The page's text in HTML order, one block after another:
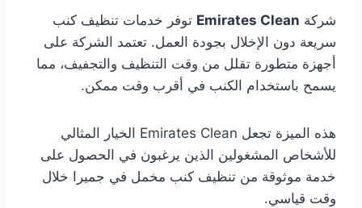
شركة Emirates Clean توفر خدمات تنظيف كنب
سريعة دون الإخلال بجودة العمل. تعتمد الشركة على
أجهزة متطورة تقلل من وقت التنظيف والتجفيف، مما
يسمح باستخدام الكنب في أقرب وقت ممكن.
هذه الميزة تجعل Emirates Clean الخيار المثالي
للأشخاص المشغولين الذين يرغبون في الحصول على
خدمة موثوقة من تنظيف كنب مخمل في جميرا خلال
وقت قياسي.